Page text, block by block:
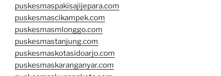
puskesmaspakisajijepara.com
puskesmascikampek.com
puskesmasmlonggo.com
puskesmastanjung.com
puskesmaskotasidoarjo.com
puskesmaskaranganyar.com